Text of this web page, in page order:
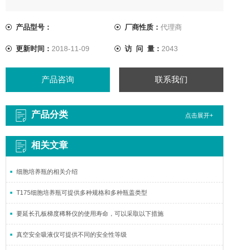
产品型号： 厂商性质： 代理商
更新时间： 2018-11-09 访 问 量： 2043
产品咨询 联系我们
产品分类 点击展开+
相关文章
细胞培养瓶的相关介绍
T175细胞培养瓶可提供多种规格和多种瓶盖类型
要延长孔板梯度稀释仪的使用寿命，可以采取以下措施
真空安全吸液仪可提供不同的安全性等级